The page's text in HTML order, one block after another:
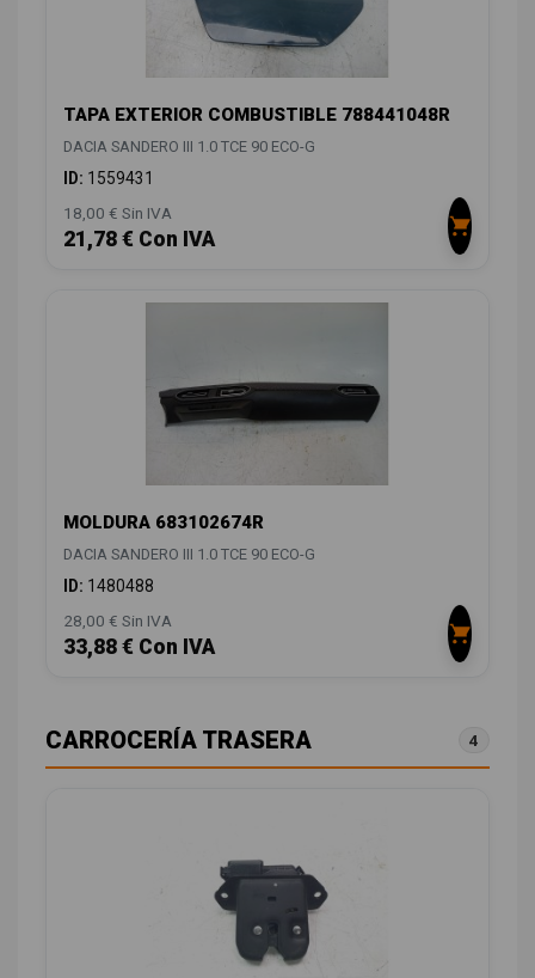
TAPA EXTERIOR COMBUSTIBLE 788441048R
DACIA SANDERO III 1.0 TCE 90 ECO-G
ID: 1559431
18,00 € Sin IVA
21,78 € Con IVA
MOLDURA 683102674R
DACIA SANDERO III 1.0 TCE 90 ECO-G
ID: 1480488
28,00 € Sin IVA
33,88 € Con IVA
CARROCERÍA TRASERA 4